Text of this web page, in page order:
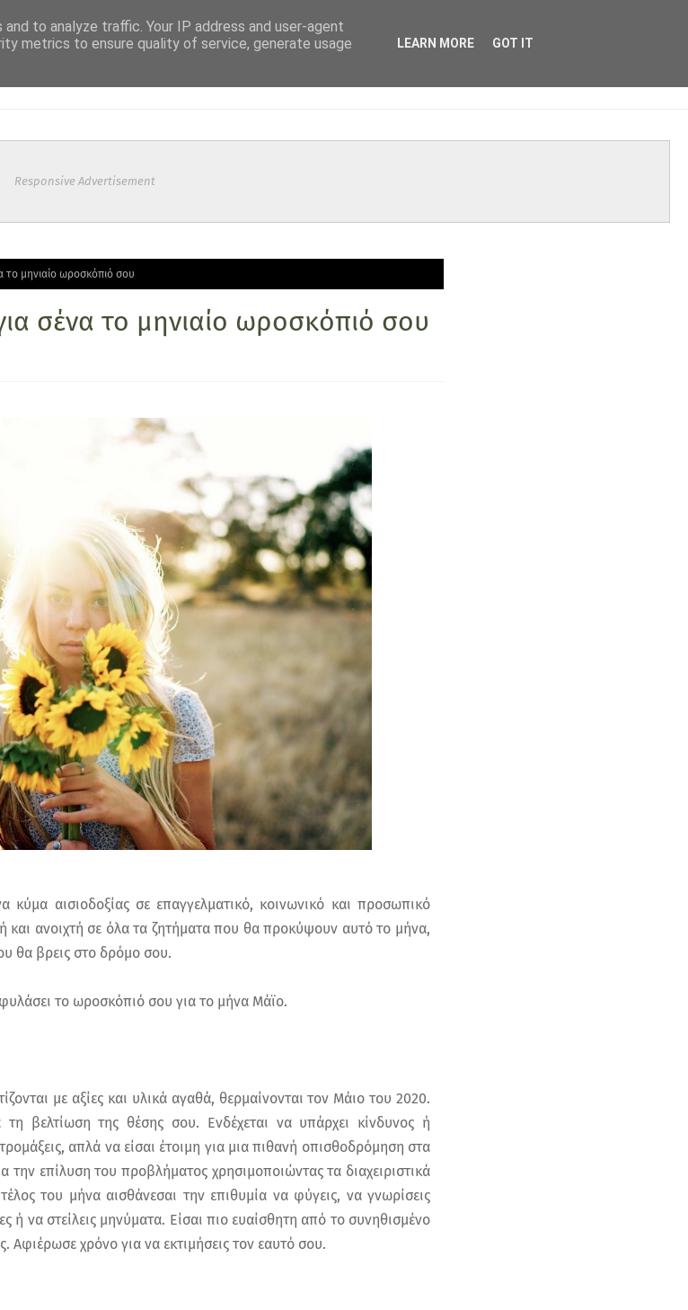
Responsive Advertisement
το μηνιαίο ωροσκόπιό σου
σένα το μηνιαίο ωροσκόπιό σου
κύμα αισιοδοξίας σε επαγγελματικό, κοινωνικό και προσωπικό
και ανοιχτή σε όλα τα ζητήματα που θα προκύψουν αυτό το μήνα,
θα βρεις στο δρόμο σου.
το ωροσκόπιό σου για το μήνα Μάϊο.
με αξίες και υλικά αγαθά, θερμαίνονται τον Μάιο του 2020.
βελτίωση της θέσης σου. Ενδέχεται να υπάρχει κίνδυνος ή
απλά να είσαι έτοιμη για μια πιθανή οπισθοδρόμηση στα
την επίλυση του προβλήματος χρησιμοποιώντας τα διαχειριστικά
του μήνα αισθάνεσαι την επιθυμία να φύγεις, να γνωρίσεις
ή να στείλεις μηνύματα. Είσαι πιο ευαίσθητη από το συνηθισμένο
Αφιέρωσε χρόνο για να εκτιμήσεις τον εαυτό σου.
to analyze traffic. Your IP address and user-agent
metrics to ensure quality of service, generate usage
LEARN MORE GOT IT